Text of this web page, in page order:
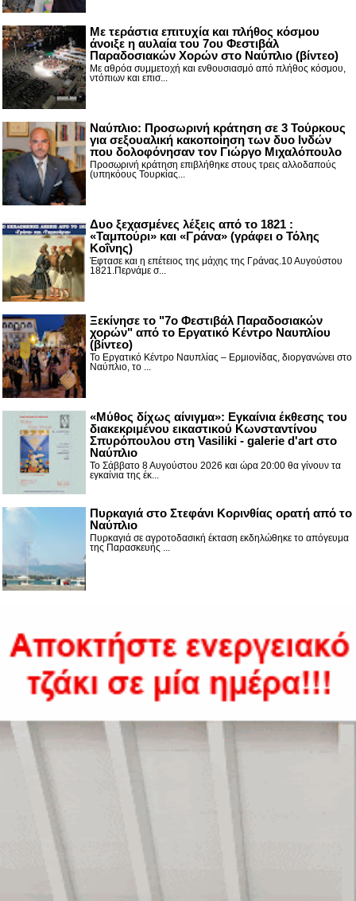
Με τεράστια επιτυχία και πλήθος κόσμου
άνοιξε η αυλαία του 7ου Φεστιβάλ
Παραδοσιακών Χορών στο Ναύπλιο (βίντεο)
Με αθρόα συμμετοχή και ενθουσιασμό από πλήθος κόσμου,
ντόπιων και επισ...
Ναύπλιο: Προσωρινή κράτηση σε 3 Τούρκους
για σεξουαλική κακοποίηση των δυο Ινδών
που δολοφόνησαν τον Γιώργο Μιχαλόπουλο
Προσωρινή κράτηση επιβλήθηκε στους τρεις αλλοδαπούς
(υπηκόους Τουρκίας...
Δυο ξεχασμένες λέξεις από το 1821 :
«Ταμπούρι» και «Γράνα» (γράφει ο Τόλης
Κοΐνης)
Έφτασε και η επέτειος της μάχης της Γράνας.10 Αυγούστου
1821.Περνάμε σ...
Ξεκίνησε το "7ο Φεστιβάλ Παραδοσιακών
χορών" από το Εργατικό Κέντρο Ναυπλίου
(βίντεο)
Το Εργατικό Κέντρο Ναυπλίας – Ερμιονίδας, διοργανώνει στο
Ναύπλιο, το ...
«Μύθος δίχως αίνιγμα»: Εγκαίνια έκθεσης του
διακεκριμένου εικαστικού Κωνσταντίνου
Σπυρόπουλου στη Vasiliki - galerie d'art στο
Ναύπλιο
Το Σάββατο 8 Αυγούστου 2026 και ώρα 20:00 θα γίνουν τα
εγκαίνια της έκ...
Πυρκαγιά στο Στεφάνι Κορινθίας ορατή από το
Ναύπλιο
Πυρκαγιά σε αγροτοδασική έκταση εκδηλώθηκε το απόγευμα
της Παρασκευής ...